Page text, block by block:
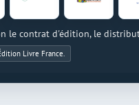
le contrat d'édition, le
Livre France.